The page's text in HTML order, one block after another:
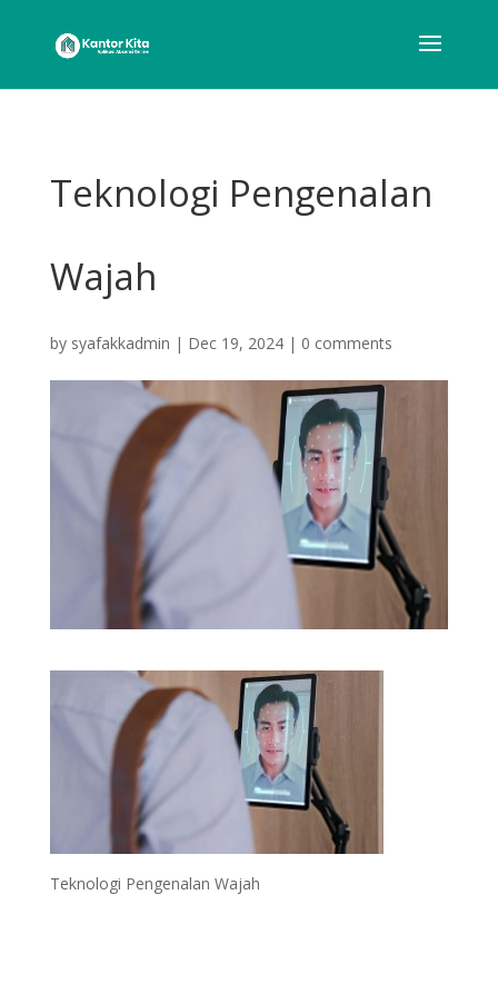
Teknologi Pengenalan
Wajah
by syafakkadmin | Dec 19, 2024| 0 comments
Teknologi Pengenalan Wajah